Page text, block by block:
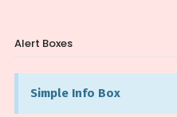
Alert Boxes
Simple Info Box